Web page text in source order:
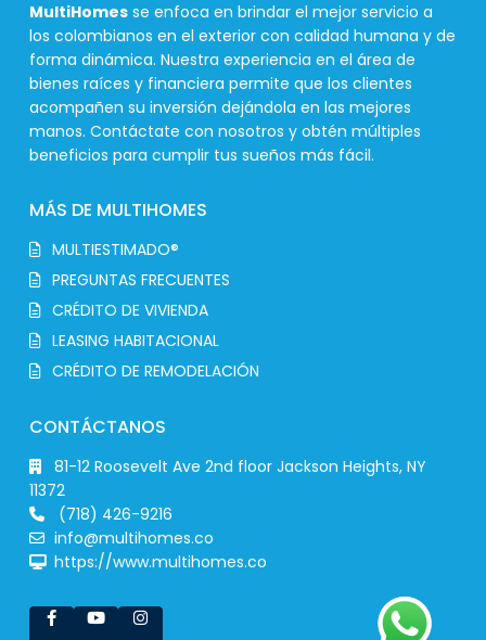
MultiHomes se enfoca en brindar el mejor servicio a
los colombianos en el exterior con calidad humana y de
forma dinámica. Nuestra experiencia en el área de
bienes raíces y financiera permite que los clientes
acompañen su inversión dejándola en las mejores
manos. Contáctate con nosotros y obtén múltiples
beneficios para cumplir tus sueños más fácil.
MÁS DE MULTIHOMES
MULTIESTIMADO®
PREGUNTAS FRECUENTES
CRÉDITO DE VIVIENDA
LEASING HABITACIONAL
CRÉDITO DE REMODELACIÓN
CONTÁCTANOS
81-12 Roosevelt Ave 2nd floor Jackson Heights, NY
11372
(718) 426-9216
info@multihomes.co
https://www.multihomes.co